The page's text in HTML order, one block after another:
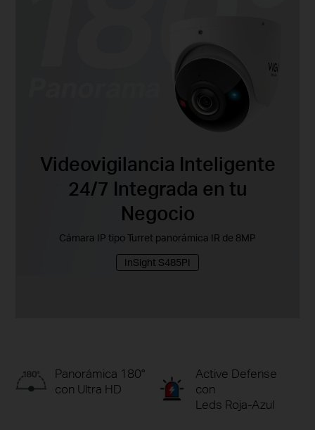
Videovigilancia Inteligente
24/7 Integrada en tu
Negocio
Cámara IP tipo Turret panorámica IR de 8MP
InSight S485PI
Panorámica 180°
con Ultra HD
Active Defense
con
Leds Roja-Azul